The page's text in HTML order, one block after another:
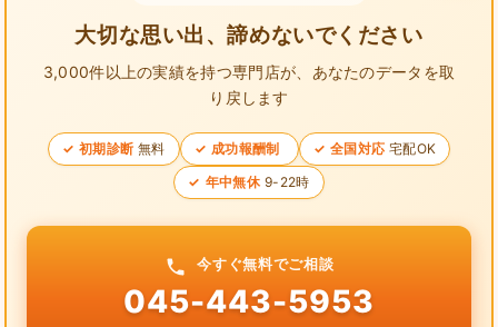
大切な思い出、諦めないでください
3,000件以上の実績を持つ専門店が、 あなたのデータを取
り戻します
初期診断 無料 成功報酬制 全国対応 宅配OK
年中無休 9-22時
今すぐ無料でご相談
045-443-5953